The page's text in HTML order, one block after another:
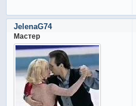
JelenaG74
Мастер